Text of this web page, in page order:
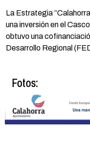
La Estrategia
una inversión en el
obtuvo una
Desarrollo Regional
Fotos: